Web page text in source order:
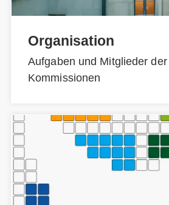
Organisation
Aufgaben und Mitglieder
Kommissionen